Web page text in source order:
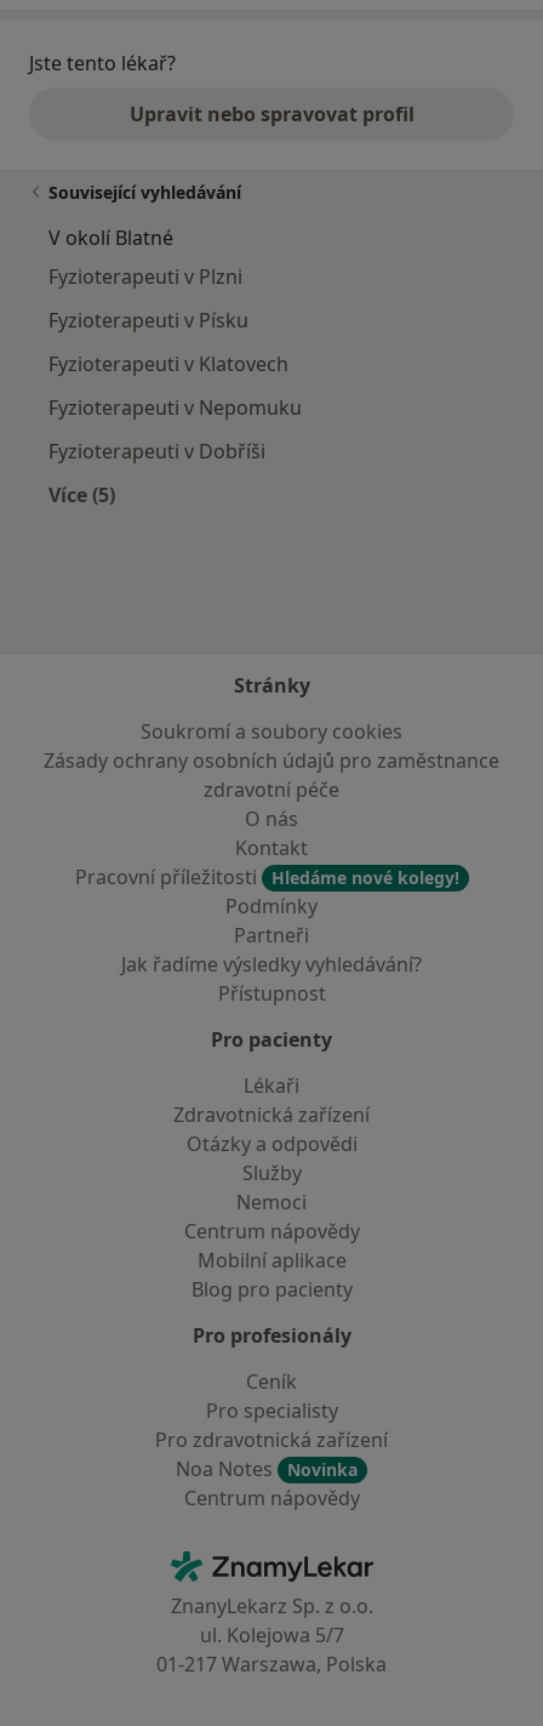
Jste tento lékař?
Upravit nebo spravovat profil
Související vyhledávání
V okolí Blatné
Fyzioterapeuti v Plzni
Fyzioterapeuti v Písku
Fyzioterapeuti v Klatovech
Fyzioterapeuti v Nepomuku
Fyzioterapeuti v Dobříši
Více (5)
Stránky
Soukromí a soubory cookies
Zásady ochrany osobních údajů pro zaměstnance
zdravotní péče
O nás
Kontakt
Pracovní příležitosti
Hledáme nové kolegy!
Podmínky
Partneři
Jak řadíme výsledky vyhledávání?
Přístupnost
Pro pacienty
Lékaři
Zdravotnická zařízení
Otázky a odpovědi
Služby
Nemoci
Centrum nápovědy
Mobilní aplikace
Blog pro pacienty
Pro profesionály
Ceník
Pro specialisty
Pro zdravotnická zařízení
Noa Notes
Novinka
Centrum nápovědy
ZnamyLekar - Hlavní stránka
ZnanyLekarz Sp. z o.o.
ul. Kolejowa 5/7
01-217 Warszawa, Polska